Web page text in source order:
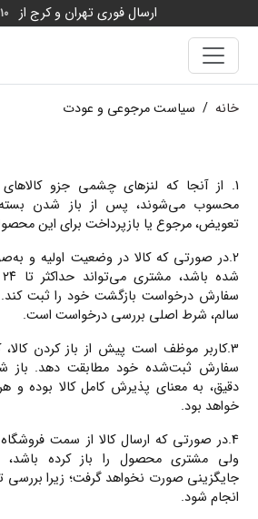
ارسال فوری تهران و کرج از 10
خانه / سیاست مرجوعی و عودت
1.
از آنجا که لنزهای چشمی جزو
محسوب می‌شوند، پس از باز شدن
تعویض، مرجوع یا بازپرداخت برای این
2.در صورتی که کالا در وضعیت اولیه و
شده باشد، مشتری می‌تواند حداکثر تا
سفارش درخواست بازگشت خود را ثبت
سالم، شرط اصلی بررسی درخواست است.
3.کاربر موظف است پیش از باز کردن کالا،
سفارش ثبت‌شده خود مطابقت دهد. باز
دقیق، به معنای پذیرش کامل کالا بوده و
خواهد بود.
4.در صورتی که ارسال کالا از سمت
ولی مشتری محصول را باز کرده باشد،
جایگزینی صورت نخواهد گرفت؛ زیرا بررسی
انجام شود.